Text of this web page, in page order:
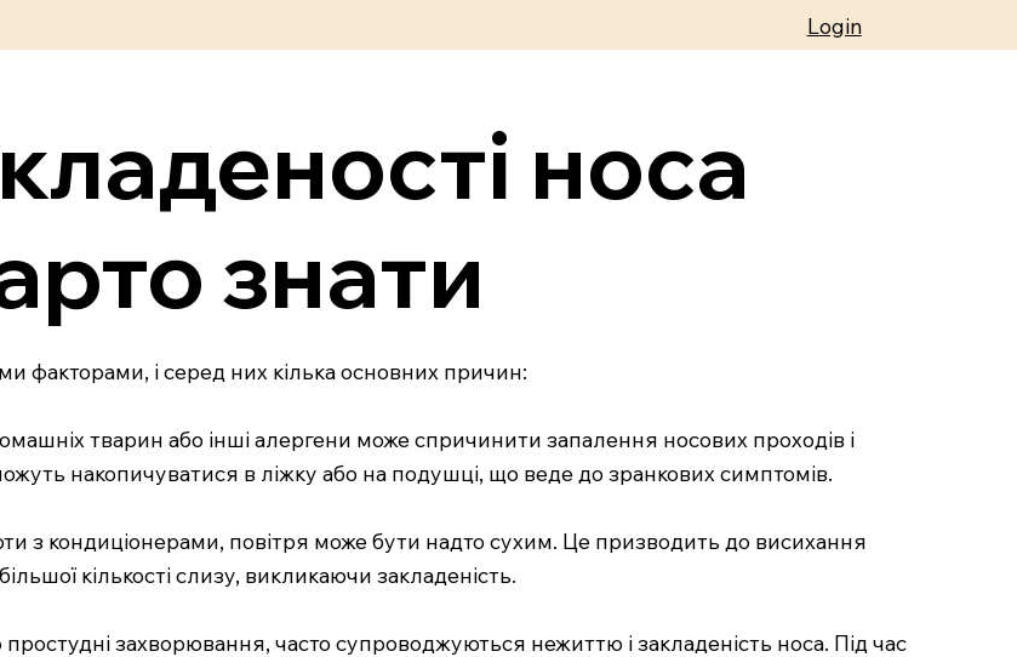
Login
носа
знати
факторами, і серед них кілька основних причин:
тварин або інші алергени може спричинити запалення носових проходів і
накопичуватися в ліжку або на подушці, що веде до зранкових симптомів.
з кондиціонерами, повітря може бути надто сухим. Це призводить до висихання
кількості слизу, викликаючи закладеність.
простудні захворювання, часто супроводжуються нежиттю і закладеність носа. Під час